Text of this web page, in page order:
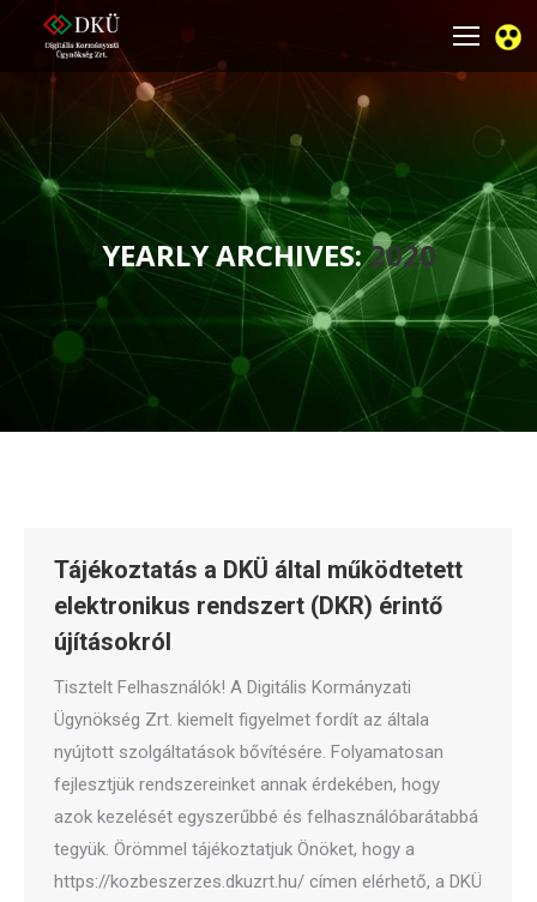
YEARLY ARCHIVES:2020
You are here:
Tájékoztatás a DKÜ által működtetett
elektronikus rendszert (DKR) érintő
újításokról
Tisztelt Felhasználók! A Digitális Kormányzati
Ügynökség Zrt. kiemelt figyelmet fordít az általa
nyújtott szolgáltatások bővítésére. Folyamatosan
fejlesztjük rendszereinket annak érdekében, hogy
azok kezelését egyszerűbbé és felhasználóbarátabbá
tegyük. Örömmel tájékoztatjuk Önöket, hogy a
https://kozbeszerzes.dkuzrt.hu/ címen elérhető, a DKÜ